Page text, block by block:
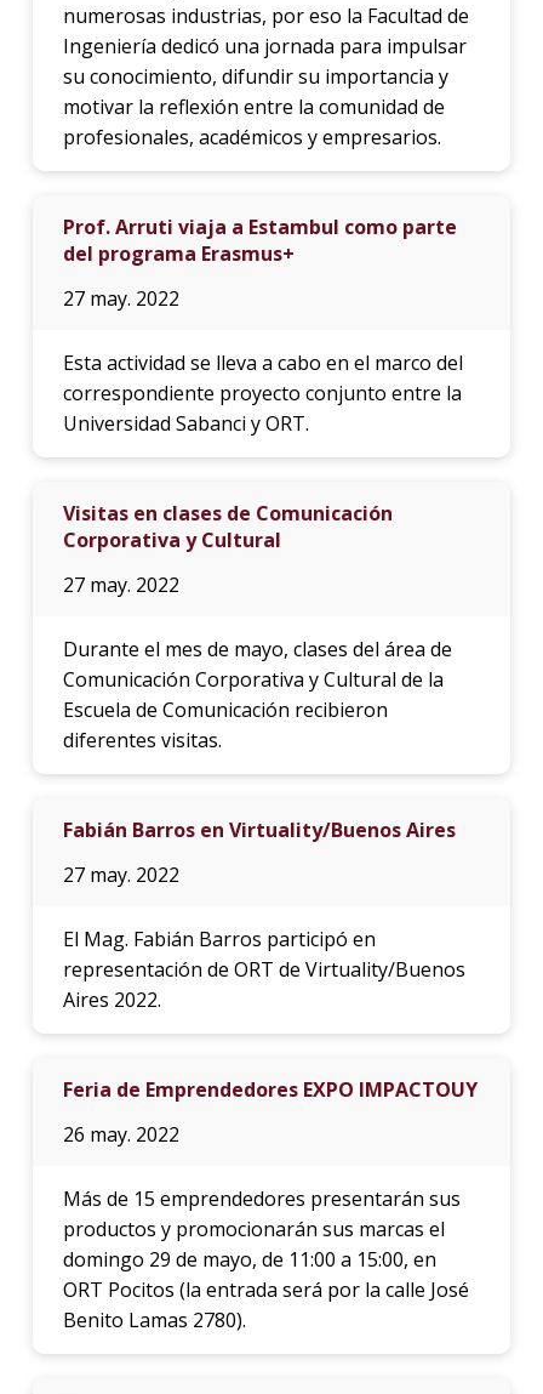
numerosas industrias, por eso la Facultad de
Ingeniería dedicó una jornada para impulsar
su conocimiento, difundir su importancia y
motivar la reflexión entre la comunidad de
profesionales, académicos y empresarios.
Prof. Arruti viaja a Estambul como parte
del programa Erasmus+
27 may. 2022
Esta actividad se lleva a cabo en el marco del
correspondiente proyecto conjunto entre la
Universidad Sabanci y ORT.
Visitas en clases de Comunicación
Corporativa y Cultural
27 may. 2022
Durante el mes de mayo, clases del área de
Comunicación Corporativa y Cultural de la
Escuela de Comunicación recibieron
diferentes visitas.
Fabián Barros en Virtuality/Buenos Aires
27 may. 2022
El Mag. Fabián Barros participó en
representación de ORT de Virtuality/Buenos
Aires 2022.
Feria de Emprendedores EXPO IMPACTOUY
26 may. 2022
Más de 15 emprendedores presentarán sus
productos y promocionarán sus marcas el
domingo 29 de mayo, de 11:00 a 15:00, en
ORT Pocitos (la entrada será por la calle José
Benito Lamas 2780).